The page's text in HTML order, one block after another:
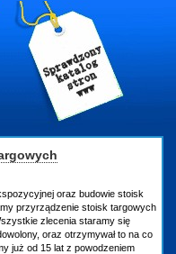
oraz budowie stoisk
przyrządzenie stoisk targowych
zlecenia staramy się
oraz otrzymywał to na co
już od 15 lat z powodzeniem